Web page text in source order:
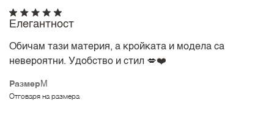
Размер M
Отговаря на размера
Елегантност
Обичам тази материя, а кройката и модела са
невероятни. Удобство и стил 💋❤️